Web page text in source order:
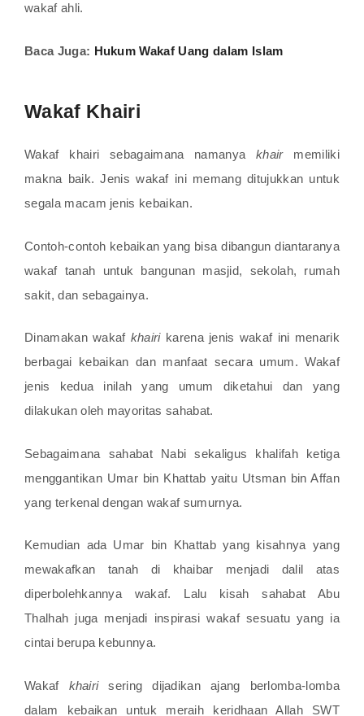
wakaf ahli.
Baca Juga: Hukum Wakaf Uang dalam Islam
Wakaf Khairi
Wakaf khairi sebagaimana namanyakhair memiliki
makna baik. Jenis wakaf ini memang ditujukkan untuk
segala macam jenis kebaikan.
Contoh-contoh kebaikan yang bisa dibangun diantaranya
wakaf tanah untuk bangunan masjid, sekolah, rumah
sakit, dan sebagainya.
Dinamakan wakaf khairi karena jenis wakaf ini menarik
berbagai kebaikan dan manfaat secara umum. Wakaf
jenis kedua inilah yang umum diketahui dan yang
dilakukan oleh mayoritas sahabat.
Sebagaimana sahabat Nabi sekaligus khalifah ketiga
menggantikan Umar bin Khattab yaitu Utsman bin Affan
yang terkenal dengan wakaf sumurnya.
Kemudian ada Umar bin Khattab yang kisahnya yang
mewakafkan tanah di khaibar menjadi dalil atas
diperbolehkannya wakaf. Lalu kisah sahabat Abu
Thalhah juga menjadi inspirasi wakaf sesuatu yang ia
cintai berupa kebunnya.
Wakaf khairisering dijadikan ajang berlomba-lomba
dalam kebaikan untuk meraih keridhaan Allah SWT